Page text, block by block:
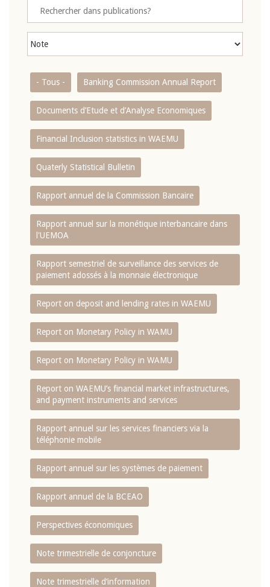
- Tous - Banking Commission Annual Report
Documents d’Etude et d’Analyse Economiques
Financial Inclusion statistics in WAEMU
Quaterly Statistical Bulletin
Rapport annuel de la Commission Bancaire
Rapport annuel sur la monétique interbancaire dans
l'UEMOA
Rapport semestriel de surveillance des services de
paiement adossés à la monnaie électronique
Report on deposit and lending rates in WAEMU
Report on Monetary Policy in WAMU
Report on Monetary Policy in WAMU
Report on WAEMU’s financial market infrastructures,
and payment instruments and services
Rapport annuel sur les services financiers via la
téléphonie mobile
Rapport annuel sur les systèmes de paiement
Rapport annuel de la BCEAO
Perspectives économiques
Note trimestrielle de conjoncture
Note trimestrielle d‘information